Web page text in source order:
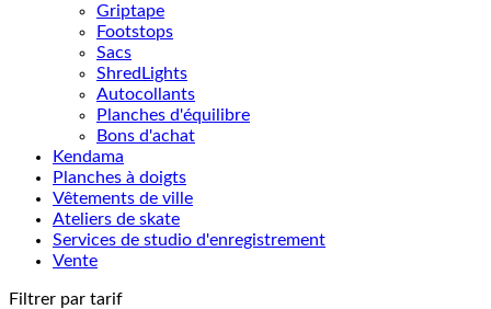
Griptape
Footstops
Sacs
ShredLights
Autocollants
Planches d'équilibre
Bons d'achat
Kendama
Planches à doigts
Vêtements de ville
Ateliers de skate
Services de studio d'enregistrement
Vente
Filtrer par tarif